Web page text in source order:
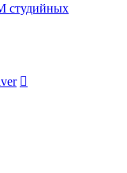
студийных